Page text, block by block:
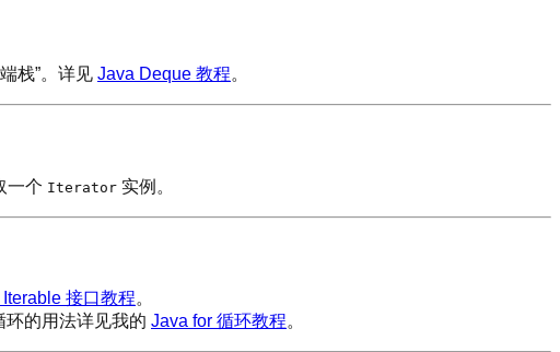
栈”。详见 Java Deque 教程。
一个 Iterator 实例。
接口教程。
的用法详见我的 Java for 循环教程。